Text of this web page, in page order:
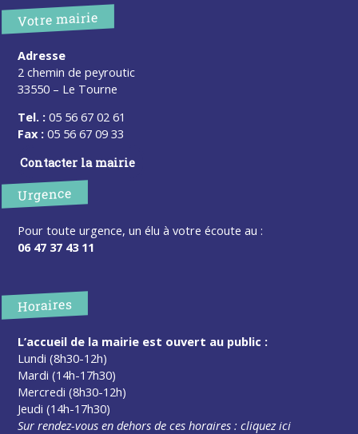
Votre mairie
Adresse
2 chemin de peyroutic
33550 – Le Tourne
Tel. : 05 56 67 02 61
Fax : 05 56 67 09 33
Contacter la mairie
Urgence
Pour toute urgence, un élu à votre écoute au :
06 47 37 43 11
Horaires
L’accueil de la mairie est ouvert au public :
Lundi (8h30-12h)
Mardi (14h-17h30)
Mercredi (8h30-12h)
Jeudi (14h-17h30)
Sur rendez-vous en dehors de ces horaires :cliquez ici